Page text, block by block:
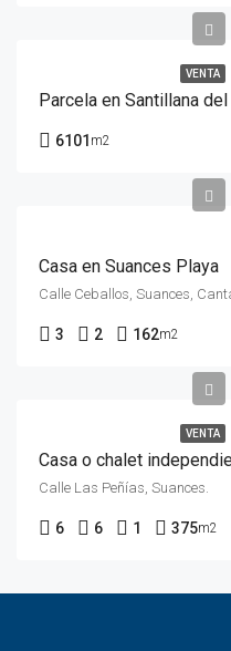
VENTA
Parcela en Santillana
6101 m2
Casa en Suances Playa
Calle Ceballos, Suances,
3 2 162m2
VENTA
Casa o chalet
Calle Las Peñías, Suances.
6 6 1 375m2